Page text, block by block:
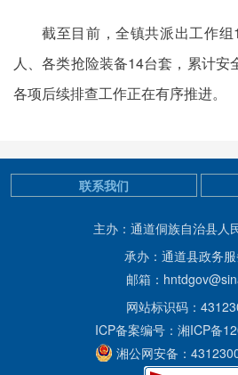
截至目前，全镇共派出工作
人、各类抢险装备14台套，累计安
各项后续排查工作正在有序推进。
主办：通道侗族自治县人
承办：通道县政务
邮箱：
网站标识码：
ICP备案编号：湘ICP备
湘公网安备：
联系我们